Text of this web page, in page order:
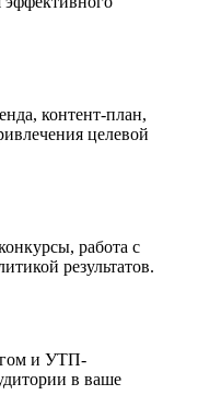
контент-план,
целевой
работа с
результатов.
и УТП-
в ваше